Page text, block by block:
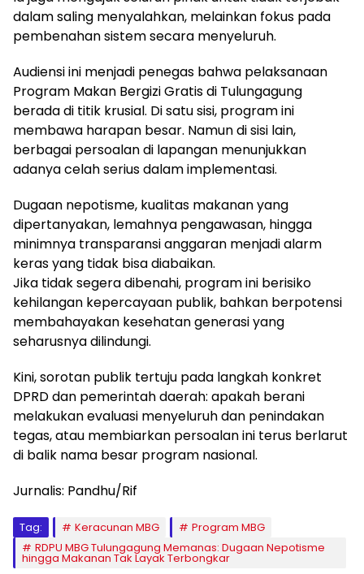
dalam saling menyalahkan, melainkan fokus pada
pembenahan sistem secara menyeluruh.
Audiensi ini menjadi penegas bahwa pelaksanaan
Program Makan Bergizi Gratis di Tulungagung
berada di titik krusial. Di satu sisi, program ini
membawa harapan besar. Namun di sisi lain,
berbagai persoalan di lapangan menunjukkan
adanya celah serius dalam implementasi.
Dugaan nepotisme, kualitas makanan yang
dipertanyakan, lemahnya pengawasan, hingga
minimnya transparansi anggaran menjadi alarm
keras yang tidak bisa diabaikan.
Jika tidak segera dibenahi, program ini berisiko
kehilangan kepercayaan publik, bahkan berpotensi
membahayakan kesehatan generasi yang
seharusnya dilindungi.
Kini, sorotan publik tertuju pada langkah konkret
DPRD dan pemerintah daerah: apakah berani
melakukan evaluasi menyeluruh dan penindakan
tegas, atau membiarkan persoalan ini terus berlarut
di balik nama besar program nasional.
Jurnalis: Pandhu/Rif
Tag: Keracunan MBG
Program MBG
RDPU MBG Tulungagung Memanas: Dugaan Nepotisme
hingga Makanan Tak Layak Terbongkar